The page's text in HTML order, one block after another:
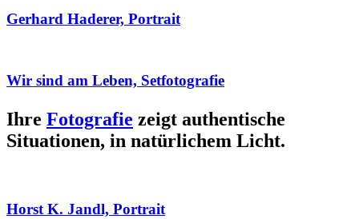
Gerhard Haderer, Portrait
Wir sind am Leben, Setfotografie
Ihre Fotografie zeigt authentische
Situationen, in natürlichem Licht.
Horst K. Jandl, Portrait